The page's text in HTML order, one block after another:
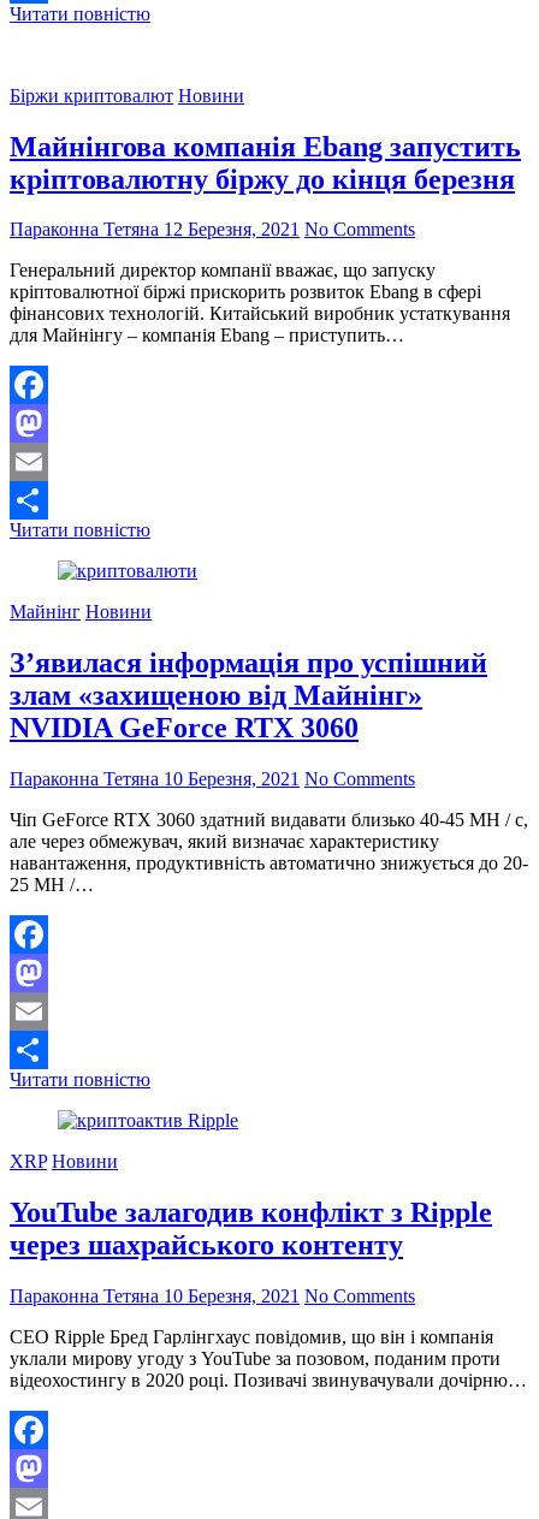
Поділитися
Читати повністюЩо
прихід
радника
Binance?
Біржи криптовалют Новини
Майнінгова компанія Ebang запустить
кріптовалютну біржу до кінця березня
Параконна Тетяна 12 Березня, 2021 No Comments
Генеральний директор компанії вважає, що запуску
кріптовалютної біржі прискорить розвиток Ebang в сфері
фінансових технологій. Китайський виробник устаткування
для Майнінгу – компанія Ebang – приступить…
Facebook
Mastodon
Email
Поділитися
Читати повністюМайнінгова
Ebang
кріптовалютну
до
кінця
березня
Майнінг Новини
З’явилася інформація про успішний
злам «захищеною від Майнінг»
NVIDIA GeForce RTX 3060
Параконна Тетяна 10 Березня, 2021 No Comments
Чіп GeForce RTX 3060 здатний видавати близько 40-45 MH / с,
але через обмежувач, який визначає характеристику
навантаження, продуктивність автоматично знижується до 20-
25 MH /…
Facebook
Mastodon
Email
Поділитися
Читати повністюЗ’явилася
про
від
Майнінг»
NVIDIA
RTX
XRP Новини
YouTube залагодив конфлікт з Ripple
через шахрайського контенту
Параконна Тетяна 10 Березня, 2021 No Comments
CEO Ripple Бред Гарлінгхаус повідомив, що він і компанія
уклали мирову угоду з YouTube за позовом, поданим проти
відеохостингу в 2020 році. Позивачі звинувачували дочірню…
Facebook
Mastodon